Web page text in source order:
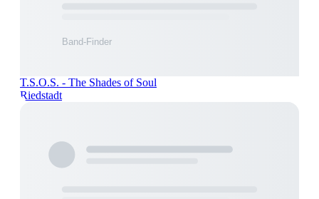
T.S.O.S. - The Shades of Soul
Riedstadt